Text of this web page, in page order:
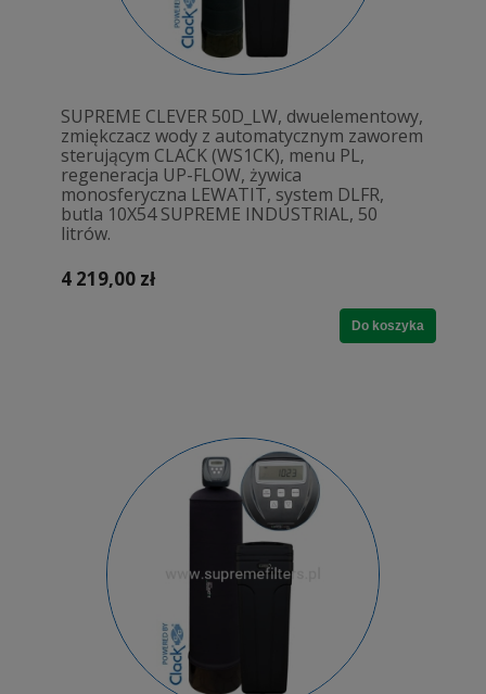
SUPREME CLEVER 50D_LW, dwuelementowy,
zmiękczacz wody z automatycznym zaworem
sterującym CLACK (WS1CK), menu PL,
regeneracja UP-FLOW, żywica
monosferyczna LEWATIT, system DLFR,
butla 10X54 SUPREME INDUSTRIAL, 50
litrów.
4 219,00 zł
Do koszyka